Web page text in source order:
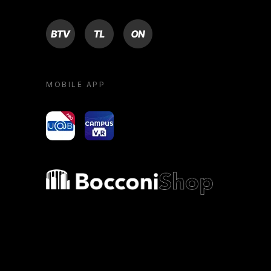
BTV TL ON
MOBILE APP
yoU@B Campus VR
Bocconi shop